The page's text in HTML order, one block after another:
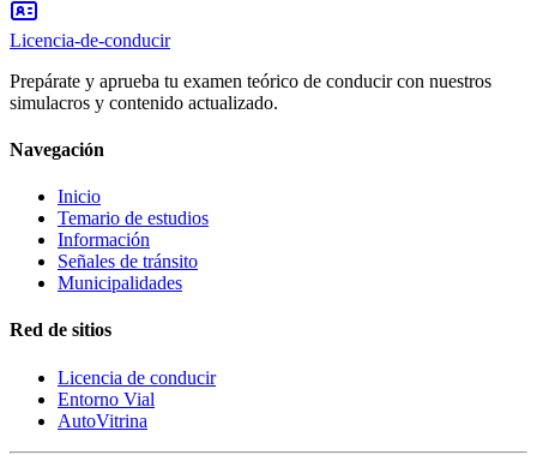
Licencia-de-conducir
Prepárate y aprueba tu examen teórico de conducir con nuestros
simulacros y contenido actualizado.
Navegación
Inicio
Temario de estudios
Información
Señales de tránsito
Municipalidades
Red de sitios
Licencia de conducir
Entorno Vial
AutoVitrina